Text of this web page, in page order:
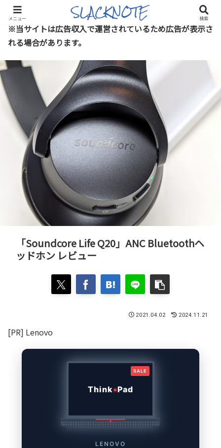
※当サイトは広告収入で運営されているため広告が表示さ
れる場合があります。
「Soundcore Life Q20」ANC Bluetoothヘ
ッドホン レビュー
2021.04.02 2024.11.21
[PR] Lenovo
Think Pad
SALE
LENOVO
メニュー 検索